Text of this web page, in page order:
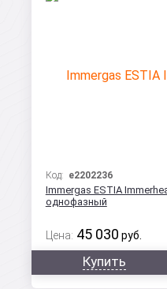
Код: e2202236
Immergas ESTIA
однофазный
Цена: 45 030 руб.
Купить